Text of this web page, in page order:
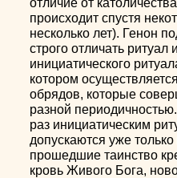
отличие от
происходит спустя
несколько лет). Генон
строго отличать ритуал
инициатического
котором
обрядов, которые
разной
раз инициатическим
допускаются уже
прошедшие таинство
кровь Живого Бога,